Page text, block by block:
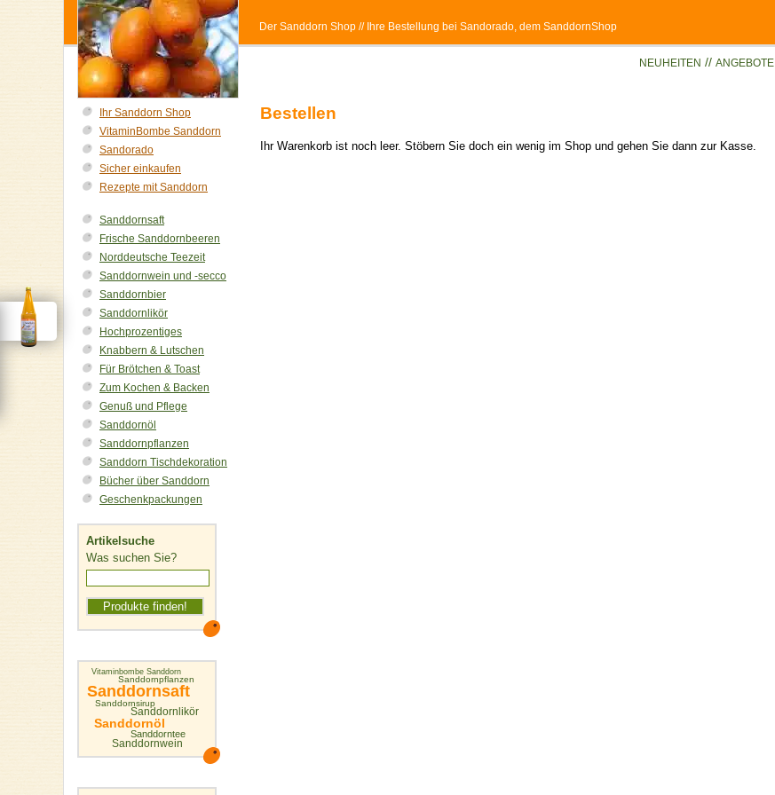
Der Sanddorn Shop // Ihre Bestellung bei Sandorado, dem SanddornShop
NEUHEITEN // ANGEBOTE
Ihr Sanddorn Shop
VitaminBombe Sanddorn
Sandorado
Sicher einkaufen
Rezepte mit Sanddorn
Sanddornsaft
Frische Sanddornbeeren
Norddeutsche Teezeit
Sanddornwein und -secco
Sanddornbier
Sanddornlikör
Hochprozentiges
Knabbern & Lutschen
Für Brötchen & Toast
Zum Kochen & Backen
Genuß und Pflege
Sanddornöl
Sanddornpflanzen
Sanddorn Tischdekoration
Bücher über Sanddorn
Geschenkpackungen
Artikelsuche
Was suchen Sie?
Vitaminbombe Sanddorn
Sanddornpflanzen
Sanddornsaft
Sanddornsirup
Sanddornlikör
Sanddornöl
Sanddorntee
Sanddornwein
Bestellen
Ihr Warenkorb ist noch leer. Stöbern Sie doch ein wenig im Shop und gehen Sie dann zur Kasse.